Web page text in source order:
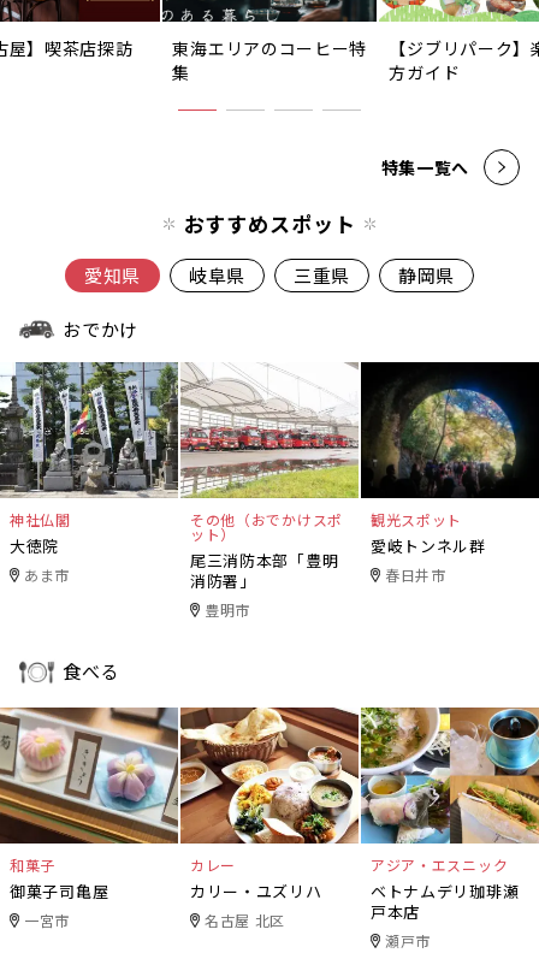
屋】喫茶店探訪
東海エリアのコーヒー特
集
【ジブリパーク】
方ガイド
特集一覧へ
おすすめスポット
愛知県 岐阜県 三重県 静岡県
おでかけ
神社仏閣
大徳院
あま市
その他（おでかけスポ
ット）
尾三消防本部「豊明
消防署」
豊明市
観光スポット
愛岐トンネル群
春日井市
食べる
和菓子
御菓子司亀屋
一宮市
カレー
カリー・ユズリハ
名古屋 北区
アジア・エスニック
ベトナムデリ珈琲瀬
戸本店
瀬戸市